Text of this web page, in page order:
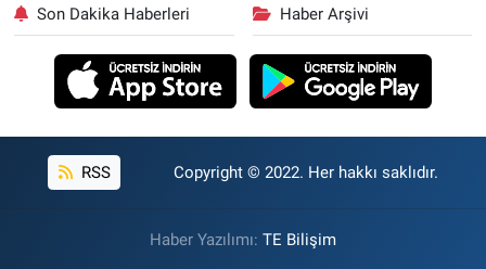
Son Dakika Haberleri Haber Arşivi
RSS Copyright © 2022. Her hakkı saklıdır.
Haber Yazılımı: TE Bilişim